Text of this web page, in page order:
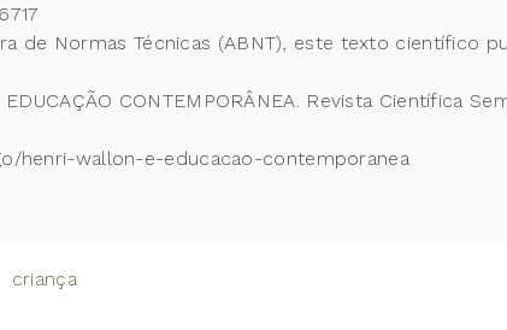
de Normas Técnicas (ABNT), este texto científico
CONTEMPORÂNEA. Revista Científica
henri-wallon-e-educacao-contemporanea
criança